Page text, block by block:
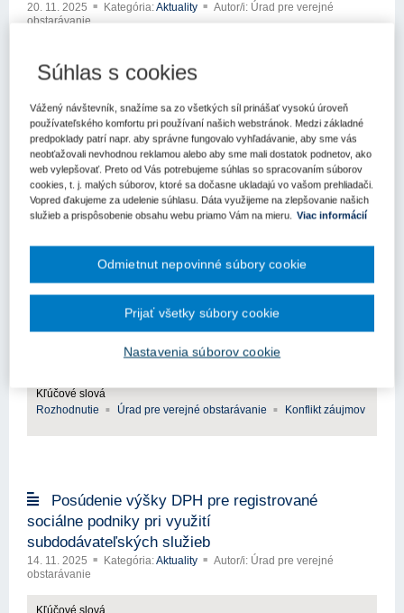
20. 11. 2025 Kategória:Aktuality
Autor/i: Úrad pre verejné
obstarávanie
rozvoja a informatizácie SR.
Kľúčové slová
Novela
Zákon o verejnom obstarávaní
Posúdenie vplyvu na výsledok verejného
záujmov – rozhodnutie predsedu ÚVO
Aktuality
Autor/i: Úrad pre verejné
Úrad pre verejné obstarávanie informuje o rozhodnutí predsedu
ÚVO č. 9183-9000/2025 zo dňa 10. novembra 2025, ktoré zmenilo
porušenia zákona o verejnom obstarávaní.
Kľúčové slová
Rozhodnutie
Úrad pre verejné obstarávanie Konflikt záujmov
Posúdenie výšky DPH pre registrované
sociálne podniky pri využití
subdodávateľských služieb
14. 11. 2025 Kategória:Aktuality
Autor/i: Úrad pre verejné
obstarávanie
Kľúčové slová
Súhlas s cookies
Vážený návštevník, snažíme sa zo všetkých síl prinášať vysokú úroveň
používateľského komfortu pri používaní našich webstránok. Medzi základné
predpoklady patrí napr. aby správne fungovalo vyhľadávanie, aby sme vás
neobťažovali nevhodnou reklamou alebo aby sme mali dostatok podnetov, ako
web vylepšovať. Preto od Vás potrebujeme súhlas so spracovaním súborov
cookies, t. j. malých súborov, ktoré sa dočasne ukladajú vo vašom prehliadači.
Vopred ďakujeme za udelenie súhlasu. Dáta využijeme na zlepšovanie našich
služieb a prispôsobenie obsahu webu priamo Vám na mieru. Viac informácií
Nastavenia súborov cookie
Odmietnut nepovinné súbory cookie
Prijať všetky súbory cookie